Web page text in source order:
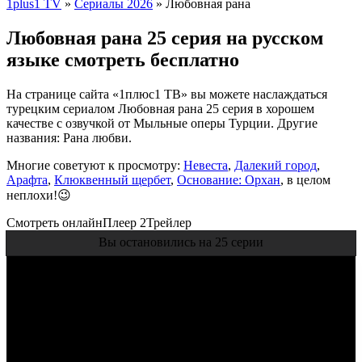
1plus1 TV » Сериалы 2026 » Любовная рана
Любовная рана 25 серия на русском
языке смотреть бесплатно
На странице сайта «1плюс1 ТВ» вы можете наслаждаться
турецким сериалом Любовная рана 25 серия в хорошем
качестве с озвучкой от Мыльные оперы Турции. Другие
названия: Рана любви.
Многие советуют к просмотру: Невеста, Далекий город,
Арафта, Клюквенный щербет, Основание: Орхан, в целом
неплохи!😉
Смотреть онлайнПлеер 2Трейлер
Вы остановились на 25 серии